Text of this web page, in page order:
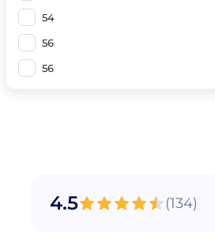
Світло-сірий
54
56
56
4.5 (134)